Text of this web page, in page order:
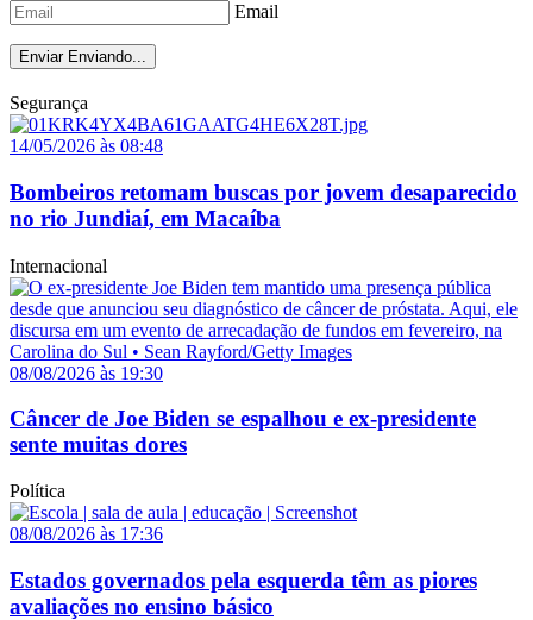
Email
Enviar Enviando...
Segurança
14/05/2026 às 08:48
Bombeiros retomam buscas por jovem desaparecido
no rio Jundiaí, em Macaíba
Internacional
08/08/2026 às 19:30
Câncer de Joe Biden se espalhou e ex-presidente
sente muitas dores
Política
08/08/2026 às 17:36
Estados governados pela esquerda têm as piores
avaliações no ensino básico